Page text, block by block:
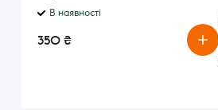
В наявності
350 ₴